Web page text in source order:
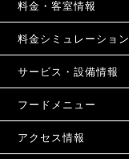
料金・客室情報
料金シミュレーション
サービス・設備情報
フードメニュー
アクセス情報